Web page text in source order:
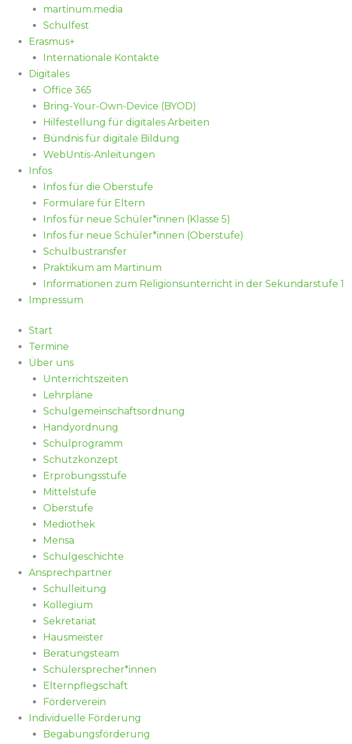
martinum.media
Schulfest
Erasmus+
Internationale Kontakte
Digitales
Office 365
Bring-Your-Own-Device (BYOD)
Hilfestellung für digitales Arbeiten
Bündnis für digitale Bildung
WebUntis-Anleitungen
Infos
Infos für die Oberstufe
Formulare für Eltern
Infos für neue Schüler*innen (Klasse 5)
Infos für neue Schüler*innen (Oberstufe)
Schulbustransfer
Praktikum am Martinum
Informationen zum Religionsunterricht in der Sekundarstufe 1
Impressum
Start
Termine
Über uns
Unterrichtszeiten
Lehrpläne
Schulgemeinschaftsordnung
Handyordnung
Schulprogramm
Schutzkonzept
Erprobungsstufe
Mittelstufe
Oberstufe
Mediothek
Mensa
Schulgeschichte
Ansprechpartner
Schulleitung
Kollegium
Sekretariat
Hausmeister
Beratungsteam
Schülersprecher*innen
Elternpflegschaft
Förderverein
Individuelle Förderung
Begabungsförderung